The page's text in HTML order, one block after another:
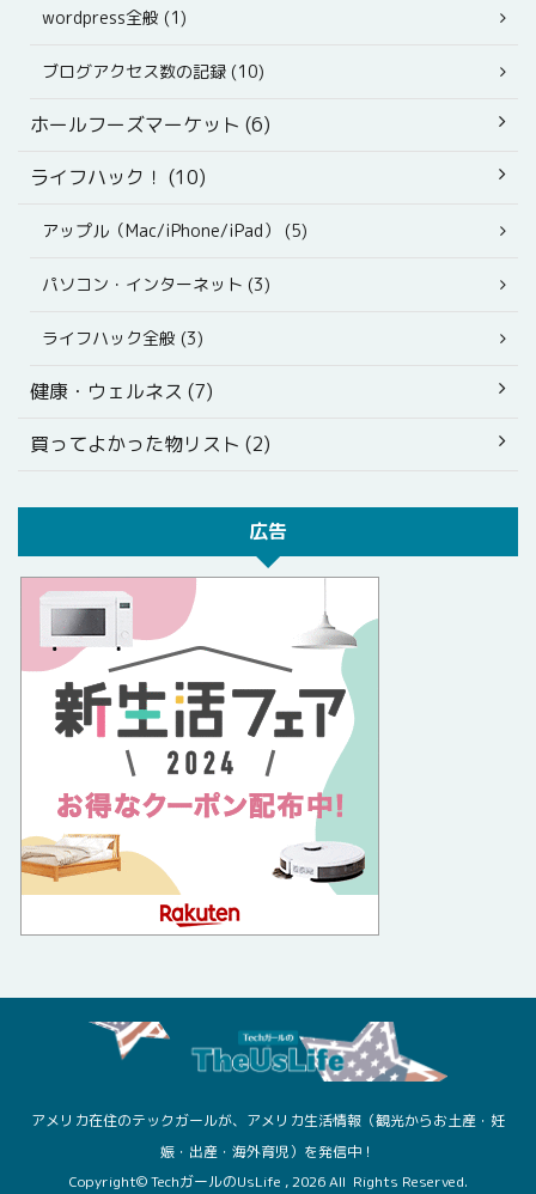
wordpress全般 (1)
ブログアクセス数の記録 (10)
ホールフーズマーケット (6)
ライフハック！ (10)
アップル（Mac/iPhone/iPad） (5)
パソコン・インターネット (3)
ライフハック全般 (3)
健康・ウェルネス (7)
買ってよかった物リスト (2)
広告
アメリカ在住のテックガールが、アメリカ生活情報（観光からお土産・妊
娠・出産・海外育児）を発信中！
Copyright© TechガールのUsLife , 2026 All Rights Reserved.